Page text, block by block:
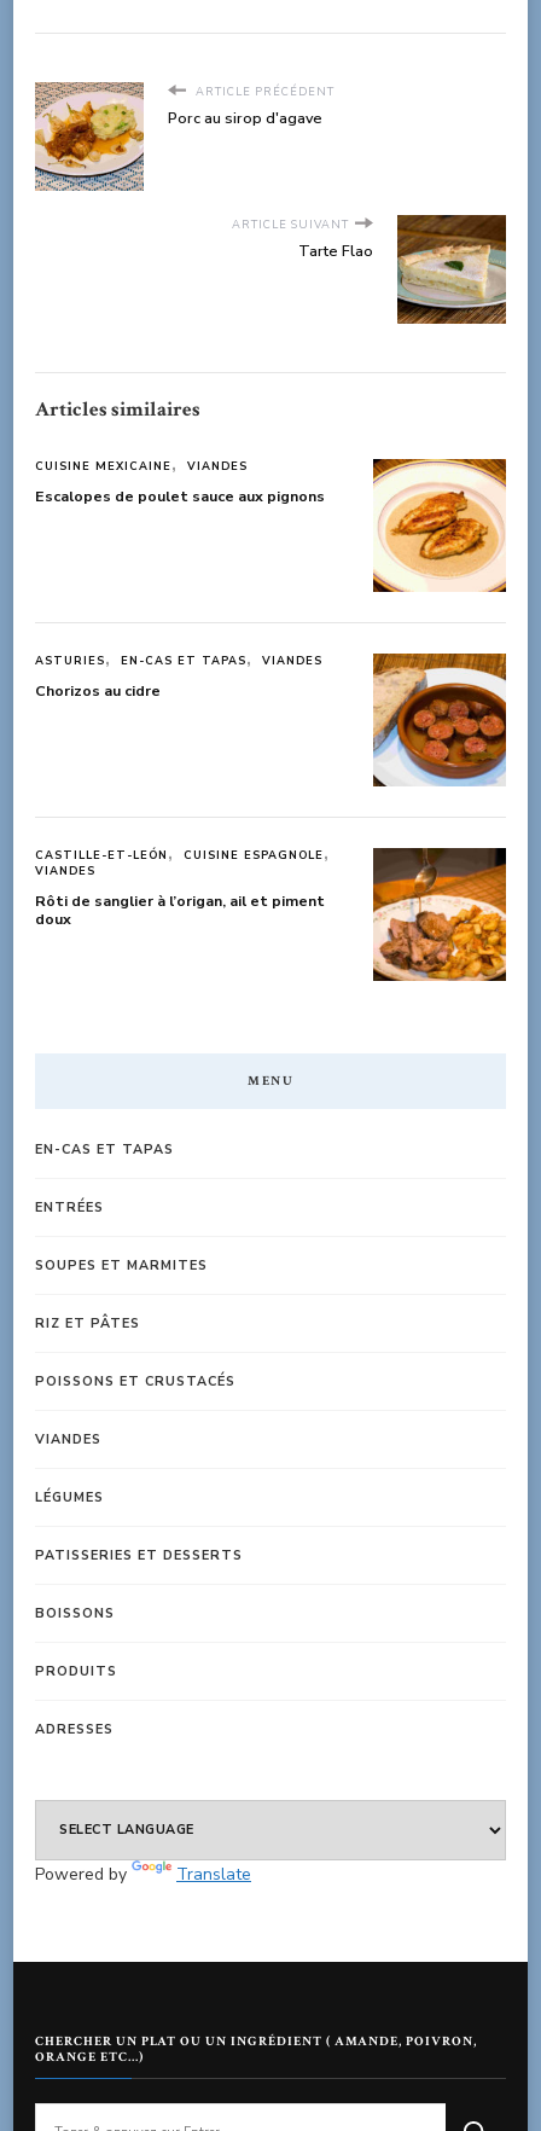
ARTICLE PRÉCÉDENT
Porc au sirop d'agave
ARTICLE SUIVANT
Tarte Flao
Articles similaires
CUISINE MEXICAINE VIANDES
Escalopes de poulet sauce aux pignons
ASTURIES EN-CAS ET TAPAS VIANDES
Chorizos au cidre
CASTILLE-ET-LEÓN
CUISINE ESPAGNOLE
VIANDES
Rôti de sanglier à l’origan, ail et piment
doux
MENU
EN-CAS ET TAPAS
ENTRÉES
SOUPES ET MARMITES
RIZ ET PÂTES
POISSONS ET CRUSTACÉS
VIANDES
LÉGUMES
PATISSERIES ET DESSERTS
BOISSONS
PRODUITS
ADRESSES
Powered by Translate
CHERCHER UN PLAT OU UN INGRÉDIENT ( AMANDE, POIVRON,
ORANGE ETC…)